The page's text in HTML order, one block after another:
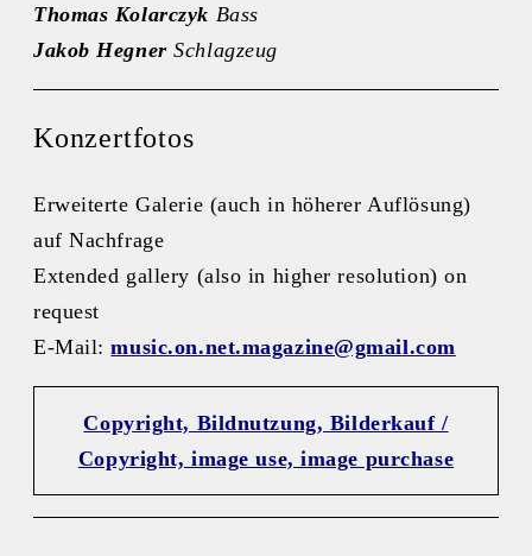
Thomas Kolarczyk Bass
Jakob HegnerSchlagzeug
Konzertfotos
Erweiterte Galerie (auch in höherer Auflösung)
auf Nachfrage
Extended gallery (also in higher resolution) on
request
E-Mail:music.on.net.magazine@gmail.com
Copyright, Bildnutzung, Bilderkauf /
Copyright, image use, image purchase